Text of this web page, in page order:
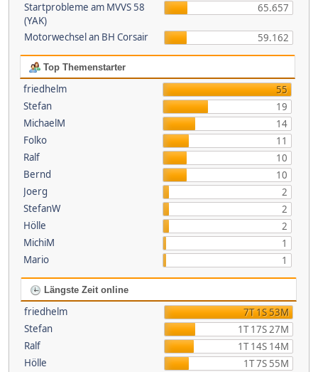
Startprobleme am MVVS 58
(YAK)
65.657
Motorwechsel an BH Corsair 59.162
Top Themenstarter
friedhelm
55
Stefan
19
MichaelM
14
Folko
11
Ralf
10
Bernd
10
Joerg
2
StefanW
2
Hölle
2
MichiM
1
Mario
1
Längste Zeit online
friedhelm
7T 1S 53M
Stefan
1T 17S 27M
Ralf
1T 14S 14M
Hölle
1T 7S 55M